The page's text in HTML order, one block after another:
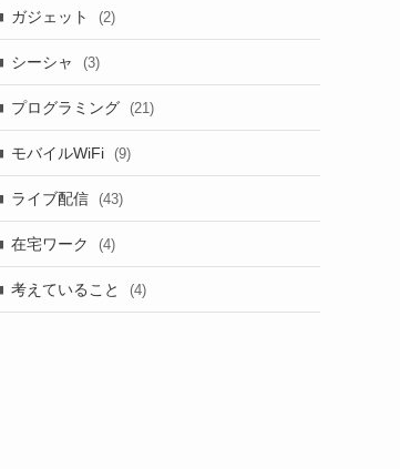
ガジェット (2)
シーシャ (3)
プログラミング (21)
モバイルWiFi (9)
ライブ配信 (43)
在宅ワーク (4)
考えていること (4)